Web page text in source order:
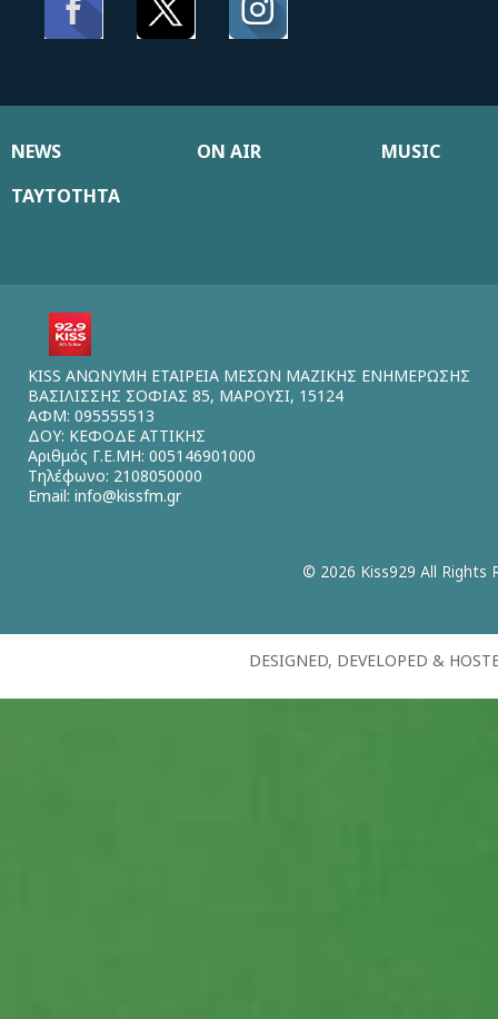
NEWS ON AIR
MUSIC
ΤΑΥΤΟΤΗΤΑ
KISS ΑΝΩΝΥΜΗ ΕΤΑΙΡΕΙΑ ΜΕΣΩΝ ΜΑΖΙΚΗΣ ΕΝΗΜΕΡΩΣΗΣ
ΒΑΣΙΛΙΣΣΗΣ ΣΟΦΙΑΣ 85, ΜΑΡΟΥΣΙ, 15124
ΑΦΜ: 095555513
ΔΟΥ: ΚΕΦΟΔΕ ΑΤΤΙΚΗΣ
Αριθμός Γ.Ε.ΜΗ: 005146901000
Τηλέφωνο: 2108050000
Email: info@kissfm.gr
© 2026 Kiss929 All Rights
DESIGNED, DEVELOPED &